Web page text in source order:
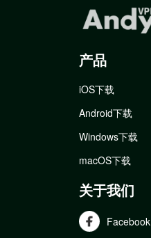
产品
iOS下载
Android下载
Windows下载
macOS下载
关于我们
Facebook